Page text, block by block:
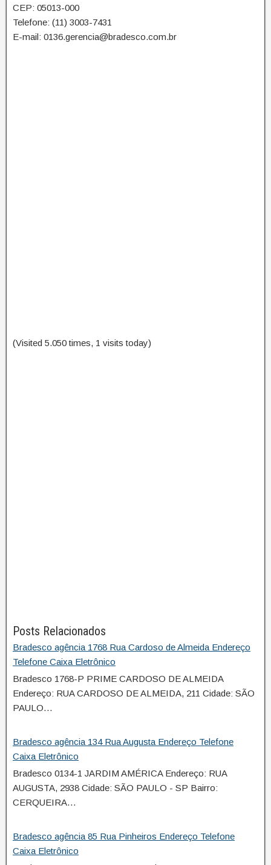
CEP: 05013-000
Telefone: (11) 3003-7431
E-mail: 0136.gerencia@bradesco.com.br
(Visited 5.050 times, 1 visits today)
Posts Relacionados
Bradesco agência 1768 Rua Cardoso de Almeida Endereço
Telefone Caixa Eletrônico
Bradesco 1768-P PRIME CARDOSO DE ALMEIDA
Endereço: RUA CARDOSO DE ALMEIDA, 211 Cidade: SÃO
PAULO…
Bradesco agência 134 Rua Augusta Endereço Telefone
Caixa Eletrônico
Bradesco 0134-1 JARDIM AMÉRICA Endereço: RUA
AUGUSTA, 2938 Cidade: SÃO PAULO - SP Bairro:
CERQUEIRA…
Bradesco agência 85 Rua Pinheiros Endereço Telefone
Caixa Eletrônico